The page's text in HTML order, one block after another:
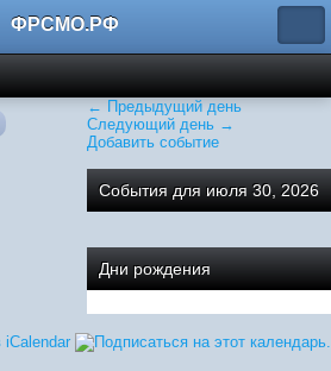
ФРСМО.РФ
← Предыдущий день
Следующий день →
Добавить событие
События для июля 30, 2026
Дни рождения